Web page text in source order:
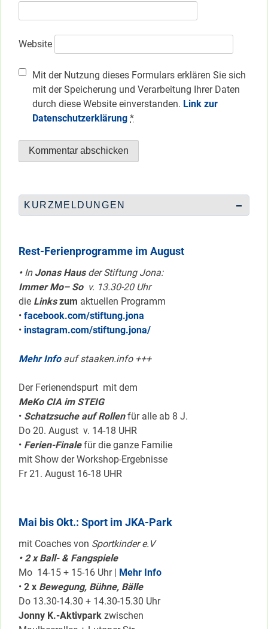
Website
Mit der Nutzung dieses Formulars erklären Sie sich
mit der Speicherung und Verarbeitung Ihrer Daten
durch diese Website einverstanden. Link zur
Datenschutzerklärung *
KURZMELDUNGEN
Rest-Ferienprogramme im August
•InJonas Hausder Stiftung Jona:
Immer Mo– So v. 13.30-20 Uhr
die Linkszum aktuellen Programm
• facebook.com/stiftung.jona
• instagram.com/stiftung.jona/
Mehr Infoauf staaken.info +++
Der Ferienendspurt mit dem
MeKo CIA im STEIG
• Schatzsuche auf Rollenfür alle ab 8 J.
Do 20. August v. 14-18 UHR
• Ferien-Finalefür die ganze Familie
mit Show der Workshop-Ergebnisse
Fr 21. August 16-18 UHR
Mai bis Okt.: Sport im JKA-Park
mit Coaches von Sportkinder e.V
• 2 x Ball- & Fangspiele
Mo 14-15 + 15-16 Uhr | Mehr Info
• 2 x Bewegung, Bühne, Bälle
Do 13.30-14.30 + 14.30-15.30 Uhr
Jonny K.-Aktivpark zwischen